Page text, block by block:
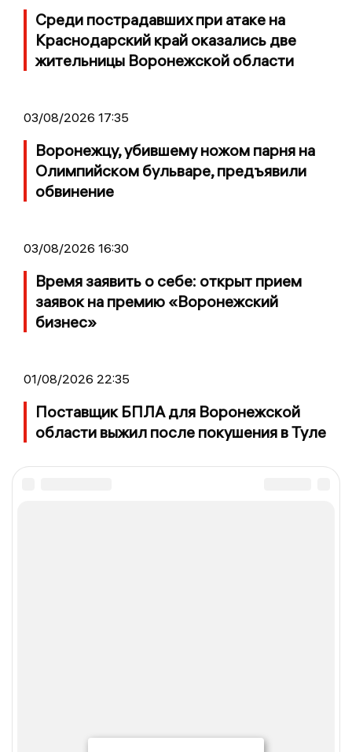
Среди пострадавших при атаке на
Краснодарский край оказались две
жительницы Воронежской области
03/08/2026 17:35
Воронежцу, убившему ножом парня на
Олимпийском бульваре, предъявили
обвинение
03/08/2026 16:30
Время заявить о себе: открыт прием
заявок на премию «Воронежский
бизнес»
01/08/2026 22:35
Поставщик БПЛА для Воронежской
области выжил после покушения в Туле